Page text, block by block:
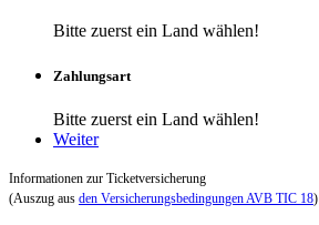
Bitte zuerst ein Land wählen!
Zahlungsart
Bitte zuerst ein Land wählen!
Weiter
Informationen zur Ticketversicherung
(Auszug aus den Versicherungsbedingungen AVB TIC 18)